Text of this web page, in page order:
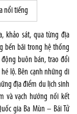
nổi tiếng
khảo sát, qua từng địa
bến bãi trong hệ thống
buôn bán, trao đổi
lộ. Bên cạnh những di
địa điểm du lịch sinh
và vạch hướng nối kết
gia Ba Mùn – Bái Tử